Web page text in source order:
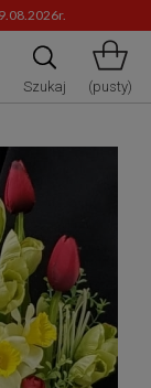
Szukaj (pusty)